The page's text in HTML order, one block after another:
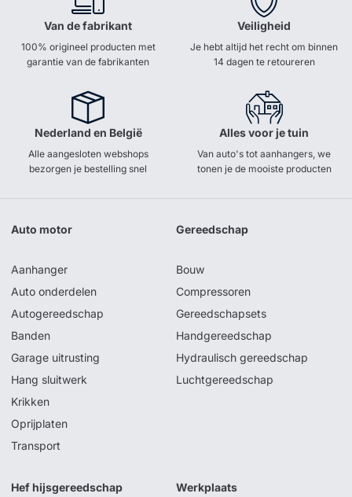
Van de fabrikant
100% origineel producten met
garantie van de fabrikanten
Veiligheid
Je hebt altijd het recht om binnen
14 dagen te retoureren
Nederland en België
Alle aangesloten webshops
bezorgen je bestelling snel
Alles voor je tuin
Van auto's tot aanhangers, we
tonen je de mooiste producten
Auto motor
Aanhanger
Auto onderdelen
Autogereedschap
Banden
Garage uitrusting
Hang sluitwerk
Krikken
Oprijplaten
Transport
Gereedschap
Bouw
Compressoren
Gereedschapsets
Handgereedschap
Hydraulisch gereedschap
Luchtgereedschap
Hef hijsgereedschap Werkplaats